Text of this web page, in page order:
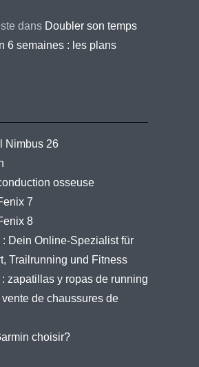
dans Doubler son temps
6 semaines : les plans
Nimbus 26
osseuse
7
8
: Dein Online-Spezialist für
Trailrunning und Fitness
zapatillas y ropas de running
vente de chaussures de
choisir?